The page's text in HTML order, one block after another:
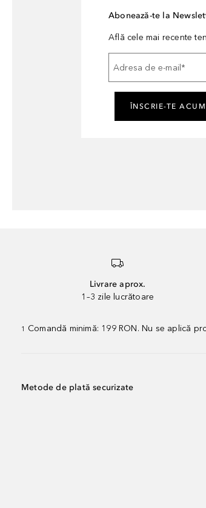
Abonează-te la
Află cele mai recente
Adresa de e-mail *
ÎNSCRIE-TE
Livrare aprox.
1–3 zile lucrătoare
1 Comandă minimă: 199 RON. Nu se aplică
Metode de plată securizate